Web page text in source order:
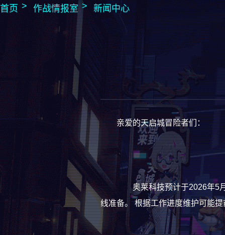
首页 作战情报室 新闻中心
亲爱的天启城冒险者们：
奥莱科技预计于2026年5月
线准备。 根据工作进度维护可能